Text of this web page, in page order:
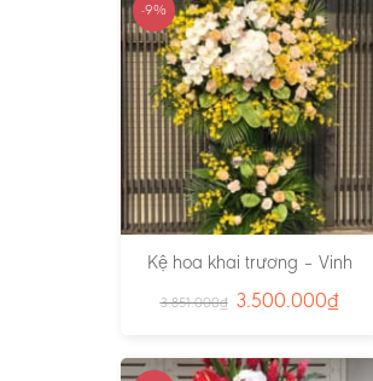
-9%
Kệ hoa khai trương – Vinh
3.851.000₫ 3.500.000₫